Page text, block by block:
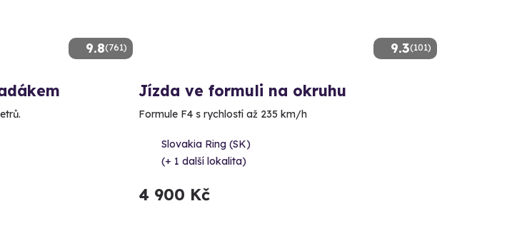
9.8(761) 9.3(101)
Jízda ve formuli na okruhu
Formule F4 s rychlostí až 235 km/h
Slovakia Ring (SK)
(+ 1 další lokalita)
4 900 Kč